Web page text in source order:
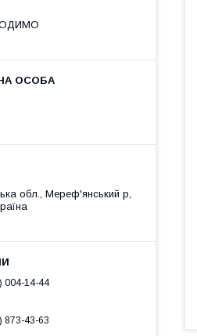
обл., Мереф'янський р,
004-14-44
873-43-63